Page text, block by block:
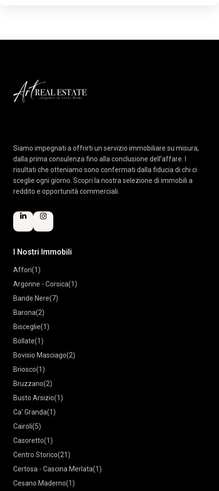
Siamo impegnati a offrirti un servizio immobiliare su misura,
dalla prima consulenza fino alla conclusione dell’affare. I
risultati che otteniamo sono confermati dalla fiducia di chi ci
sceglie ogni giorno. Scopri la nostra selezione di immobili a
reddito e opportunità commerciali.
I Nostri Immobili
Affori(1)
Argonne - Corsica(1)
Bande Nere(7)
Barona(2)
Bisceglie(1)
Bollate(1)
Bovisio Masciago(2)
Briosco(1)
Bruzzano(2)
Busto Arsizio(1)
Ca' Granda(1)
Cairoli(5)
Casoretto(1)
Centro Storico(21)
Certosa - Cascina Merlata(1)
Cesano Maderno(1)